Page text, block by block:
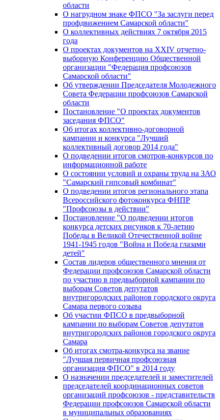
области
О нагрудном знаке ФПСО "За заслуги перед
профдвижением Самарской области"
О коллективных действиях 7 октября 2015
года
О проектах документов на XXIV отчетно-
выборную Конференцию Общественной
организации "Федерация профсоюзов
Самарской области"
Об утверждении Председателя Молодежного
Совета Федерации профсоюзов Самарской
области
Постановление "О проектах документов
заседания ФПСО"
Об итогах коллективно-договорной
кампании и конкурса "Лучший
коллективный договор 2014 года"
О подведении итогов смотров-конкурсов по
информационной работе
О состоянии условий и охраны труда на ЗАО
"Самарский гипсовый комбинат"
О подведении итогов регионального этапа
Всероссийского фотоконкурса ФНПР
"Профсоюзы в действии"
Постановление "О подведении итогов
конкурса детских рисунков к 70-летию
Победы в Великой Отечественной войне
1941-1945 годов "Война и Победа глазами
детей"
Состав лидеров общественного мнения от
Федерации профсоюзов Самарской области
по участию в предвыборной кампании по
выборам Советов депутатов
внутригородских районов городского округа
Самара первого созыва
Об участии ФПСО в предвыборной
кампании по выборам Советов депутатов
внутригородских районов городского округа
Самара
Об итогах смотра-конкурса на звание
"Лучшая первичная профсоюзная
организация ФПСО" в 2014 году
О назначении председателей и заместителей
председателей координационных советов
организаций профсоюзов - представительств
Федерации профсоюзов Самарской области
в муниципальных образованиях